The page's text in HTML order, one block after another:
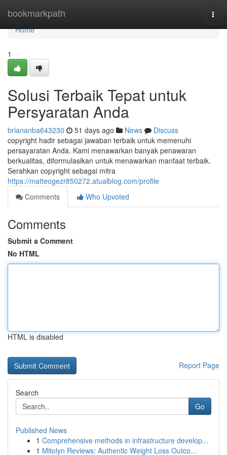
bookmarkpath
Home
Home
1
Solusi Terbaik Tepat untuk
Persyaratan Anda
briananba643230 51 days ago News
Discuss
copyright hadir sebagai jawaban terbaik untuk memenuhi
persayaratan Anda. Kami menawarkan banyak penawaran
berkualitas, diformulasikan untuk menawarkan manfaat terbaik.
Serahkan copyright sebagai mitra
https://matteogezr850272.atualblog.com/profile
Comments
Who Upvoted
Comments
Submit a Comment
No HTML
HTML is disabled
Report Page
Search
Go
Published News
1 Comprehensive methods in infrastructure develop...
1 Mitolyn Reviews: Authentic Weight Loss Outco...